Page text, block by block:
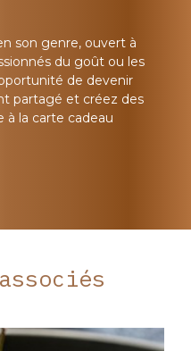
son genre, ouvert à
du goût ou les
de devenir
partagé et créez des
à la carte cadeau